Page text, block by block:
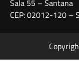
Sala 55 – Santana
CEP: 02012-120 –